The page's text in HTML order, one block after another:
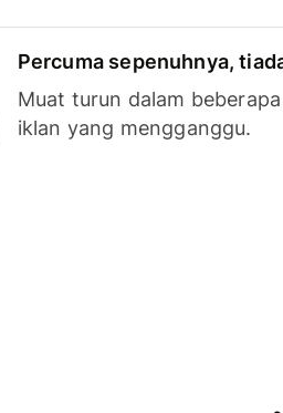
Percuma sepenuhnya,
Muat turun dalam
iklan yang mengganggu.